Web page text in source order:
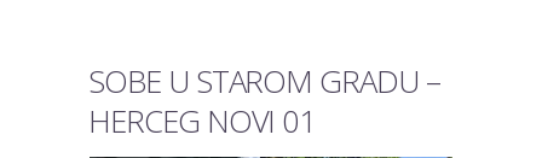
SOBE U STAROM GRADU –
HERCEG NOVI 01